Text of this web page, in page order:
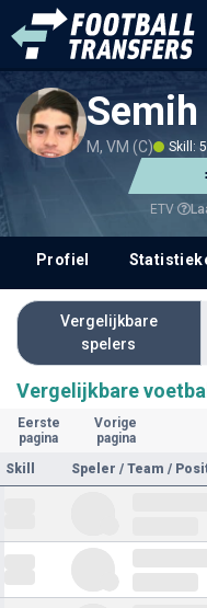
M, VM (C) Skill:
ETV
Profiel
Vergelijkbare
spelers
Vergelijkbare
Eerste
pagina
Vorige
pagina
Skill
Speler / Team /